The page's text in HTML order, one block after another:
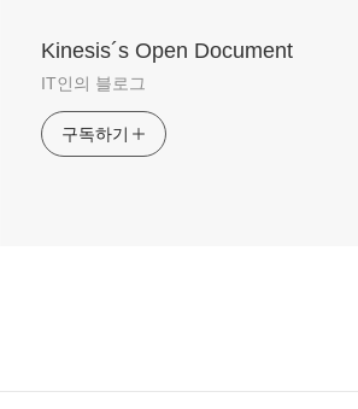
Kinesis´s Open Document
IT인의 블로그
구독하기